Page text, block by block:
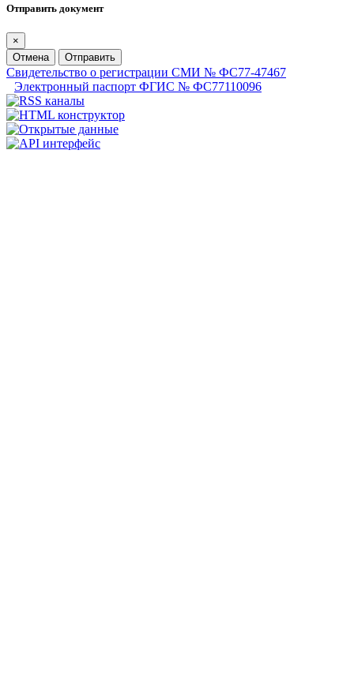
Отправить документ
×
Отмена
Отправить
Свидетельство о регистрации СМИ № ФС77-47467
Электронный паспорт ФГИС № ФС77110096